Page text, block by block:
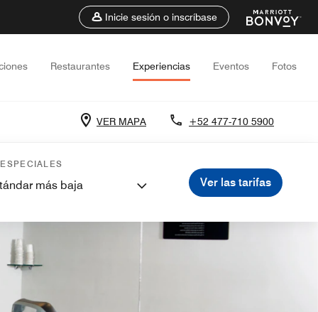
Inicie sesión o inscríbase
Restaurantes Experiencias Eventos Fotos
VER MAPA +52 477-710 5900
más baja Ver las tarifas